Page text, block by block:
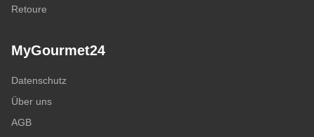
Retoure
MyGourmet24
Datenschutz
Über uns
AGB